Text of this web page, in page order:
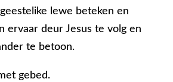
lewe beteken en
ervaar deur Jesus te volg en
te betoon.
gebed.